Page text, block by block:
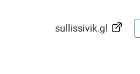
sullissivik.gl